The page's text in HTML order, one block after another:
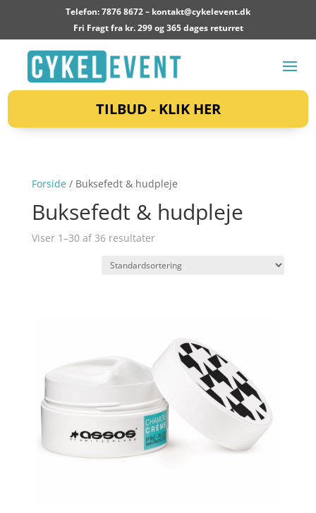
Telefon: 7876 8672 – kontakt@cykelevent.dk
Fri Fragt fra kr. 299 og 365 dages returret
TILBUD - KLIK HER
Forside/ Buksefedt & hudpleje
Buksefedt & hudpleje
Viser 1–30 af 36 resultater